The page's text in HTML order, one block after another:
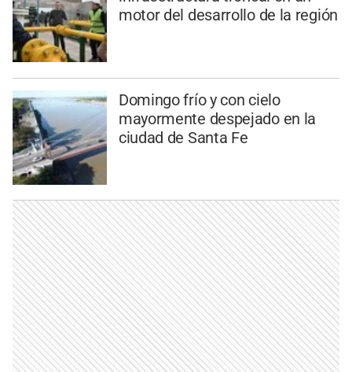
motor del desarrollo de la región
Domingo frío y con cielo
mayormente despejado en la
ciudad de Santa Fe